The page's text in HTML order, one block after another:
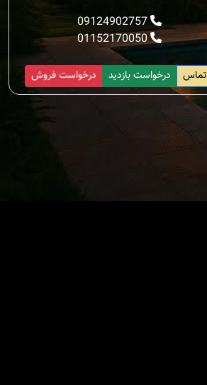
09124902757
01152170050
درخواست فروش درخواست بازدید تماس